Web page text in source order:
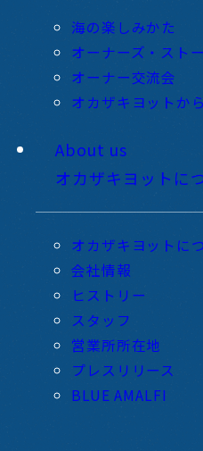
海の楽しみかた
オーナーズ・スト
オーナー交流会
オカザキヨットか
About us
オカザキヨットに
オカザキヨットに
会社情報
ヒストリー
スタッフ
営業所所在地
プレスリリース
BLUE AMALFI